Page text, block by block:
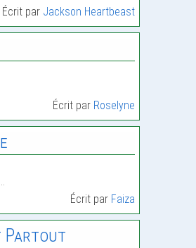
Écrit par Jackson Heartbeast
Écrit par Roselyne
Écrit par Faiza
Partout